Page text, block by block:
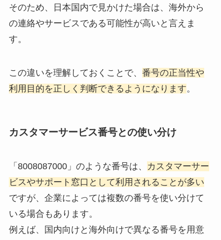
そのため、日本国内で見かけた場合は、海外から
の連絡やサービスである可能性が高いと言えま
す。
この違いを理解しておくことで、 番号の正当性や
利用目的を正しく判断できるようになります。
カスタマーサービス番号との使い分け
「8008087000」のような番号は、
カスタマーサー
ビスやサポート窓口として利用されることが多い
ですが、企業によっては複数の番号を使い分けて
いる場合もあります。
例えば、国内向けと海外向けで異なる番号を用意